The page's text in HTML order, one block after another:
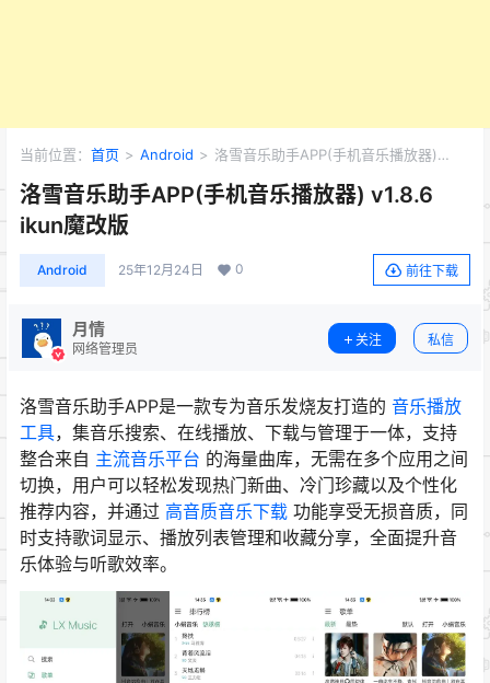
当前位置： 首页 > Android > 洛雪音乐助手APP(手机音乐播放器)
洛雪音乐助手APP(手机音乐播放器) v1.8.6
ikun魔改版
Android 25年12月24日 0 前往下载
月情
网络管理员
关注 私信
洛雪音乐助手APP是一款专为音乐发烧友打造的 音乐播放
工具，集音乐搜索、在线播放、下载与管理于一体，支持
整合来自 主流音乐平台 的海量曲库，无需在多个应用之间
切换，用户可以轻松发现热门新曲、冷门珍藏以及个性化
推荐内容，并通过 高音质音乐下载 功能享受无损音质，同
时支持歌词显示、播放列表管理和收藏分享，全面提升音
乐体验与听歌效率。